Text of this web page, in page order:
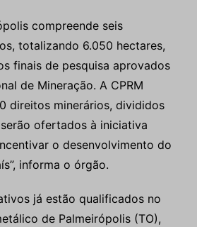
compreende seis
totalizando 6.050 hectares,
finais de pesquisa aprovados
de Mineração. A CPRM
direitos minerários, divididos
ofertados à iniciativa
o desenvolvimento do
informa o órgão.
já estão qualificados no
de Palmeirópolis (TO),